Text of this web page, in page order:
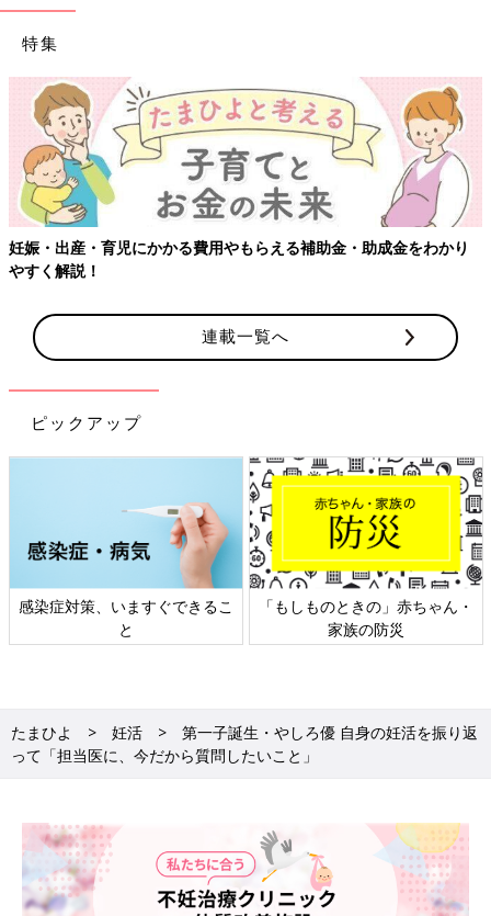
特集
補助金・助成金をわかり 【ワクチン接種できるものも】妊婦の
連載一覧へ
ピックアップ
「もしものときの」赤ちゃん・
家族の防災
日本外来小児科学会リーフレッ
ト検討会
たまひよ 妊活
第一子誕生・やしろ優 自身の妊活を振り返
って「担当医に、今だから質問したいこと」